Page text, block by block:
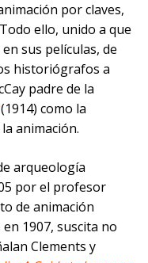
por claves,
ello, unido a que
sus películas, de
historiógrafos a
padre de la
como la
animación.
arqueología
por el profesor
de animación
1907, suscita no
Clements y